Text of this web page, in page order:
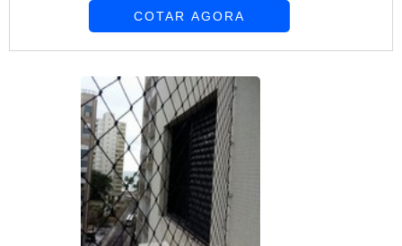
melhor mão de obra da Requinte das Telas
de cada cliente.MAIS SOBRE PREÇO TELAS E
ALAMBRADOSHá muitas maneiras eficientes de
demonstrar competência e ex...
COTAR AGORA